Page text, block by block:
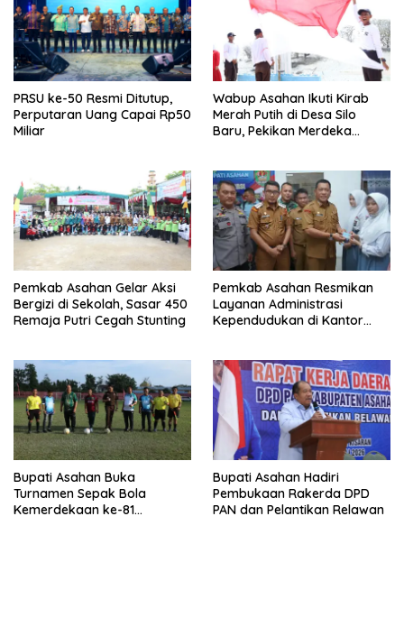
PRSU ke-50 Resmi Ditutup,
Perputaran Uang Capai Rp50
Miliar
Wabup Asahan Ikuti Kirab
Merah Putih di Desa Silo
Baru, Pekikan Merdeka
Pemkab Asahan Gelar Aksi
Bergizi di Sekolah, Sasar 450
Remaja Putri Cegah Stunting
Pemkab Asahan Resmikan
Layanan Administrasi
Kependudukan di Kantor
Bupati Asahan Buka
Turnamen Sepak Bola
Kemerdekaan ke-81
Bupati Asahan Hadiri
Pembukaan Rakerda DPD
PAN dan Pelantikan Relawan